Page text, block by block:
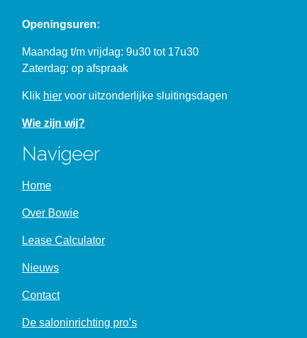
Openingsuren:
Maandag t/m vrijdag: 9u30 tot 17u30
Zaterdag: op afspraak
Klik hier voor uitzonderlijke sluitingsdagen
Wie zijn wij?
Navigeer
Home
Over Bowie
Lease Calculator
Nieuws
Contact
De saloninrichting pro’s